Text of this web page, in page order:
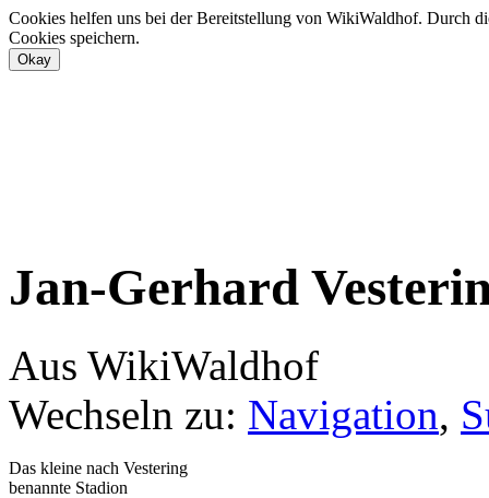
Cookies helfen uns bei der Bereitstellung von WikiWaldhof. Durch
Cookies speichern.
Jan-Gerhard
Aus WikiWaldhof
Wechseln zu: Navigation,
Das kleine nach Vestering
benannte Stadion